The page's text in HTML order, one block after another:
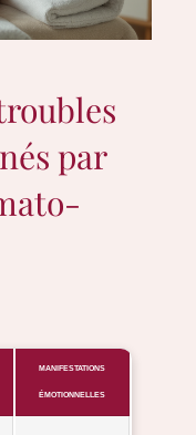
par
MANIFESTATIONS
ÉMOTIONNELLES